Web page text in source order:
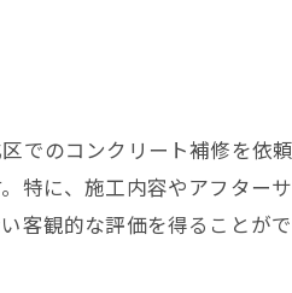
でのコンクリート補修を依
特に、施工内容やアフター
観的な評価を得ることが